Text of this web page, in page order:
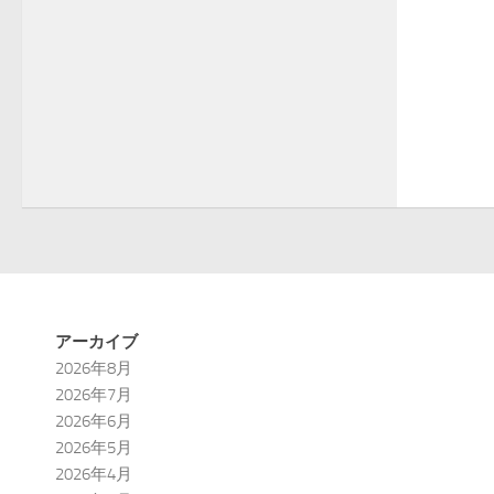
アーカイブ
2026年8月
2026年7月
2026年6月
2026年5月
2026年4月